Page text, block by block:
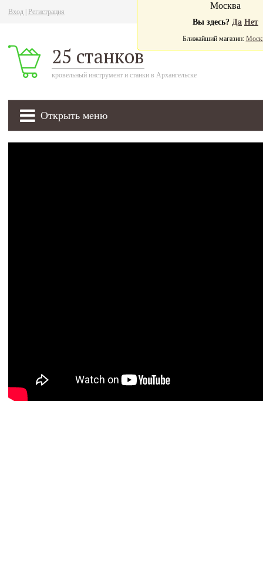
Вход Регистрация
25 станков
кровельный инструмент и станки в Архангельске
Открыть меню
Москва
Вы здесь? Да Нет
Ближайший магазин: